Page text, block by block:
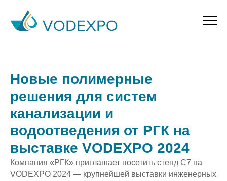
Новые полимерные
решения для систем
канализации и
водоотведения от РГК на
выставке VODEXPO 2024
Компания «РГК» приглашает посетить стенд C7 на
VODEXPO 2024 — крупнейшей выставки инженерных